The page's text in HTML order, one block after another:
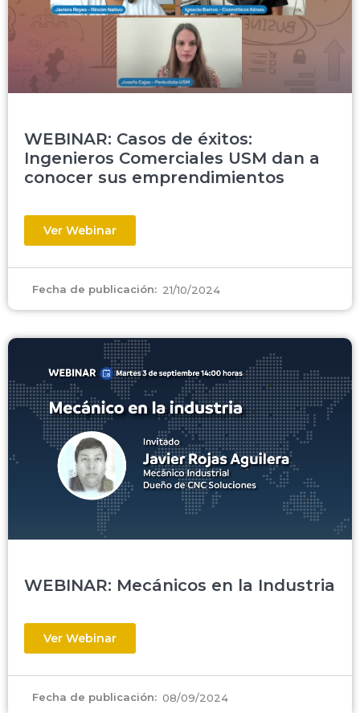
WEBINAR: Casos de éxitos:
Ingenieros Comerciales USM dan a
conocer sus emprendimientos
Ver Webinar
Fecha de publicación: 21/10/2024
WEBINAR: Mecánicos en la Industria
Ver Webinar
Fecha de publicación: 08/09/2024